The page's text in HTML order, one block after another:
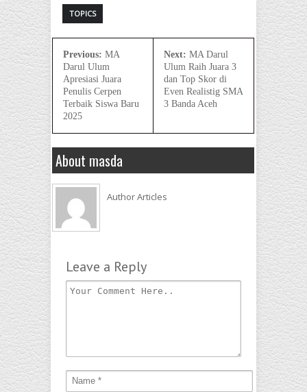
TOPICS
Previous: MA
Darul Ulum
Apresiasi Juara
Penulis Cerpen
Terbaik Siswa Baru
2025
Next: MA Darul
Ulum Raih Juara 3
dan Top Skor di
Even Realistig SMA
3 Banda Aceh
About masda
Author Articles
Leave a Reply